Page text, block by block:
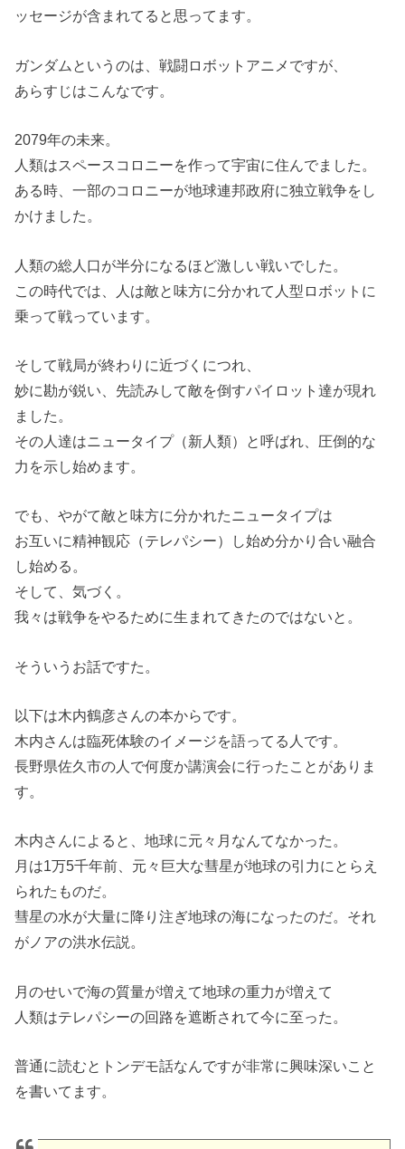
ッセージが含まれてると思ってます。
ガンダムというのは、戦闘ロボットアニメですが、
あらすじはこんなです。
2079年の未来。
人類はスペースコロニーを作って宇宙に住んでました。
ある時、一部のコロニーが地球連邦政府に独立戦争をし
かけました。
人類の総人口が半分になるほど激しい戦いでした。
この時代では、人は敵と味方に分かれて人型ロボットに
乗って戦っています。
そして戦局が終わりに近づくにつれ、
妙に勘が鋭い、先読みして敵を倒すパイロット達が現れ
ました。
その人達はニュータイプ（新人類）と呼ばれ、圧倒的な
力を示し始めます。
でも、やがて敵と味方に分かれたニュータイプは
お互いに精神観応（テレパシー）し始め分かり合い融合
し始める。
そして、気づく。
我々は戦争をやるために生まれてきたのではないと。
そういうお話ですた。
以下は木内鶴彦さんの本からです。
木内さんは臨死体験のイメージを語ってる人です。
長野県佐久市の人で何度か講演会に行ったことがありま
す。
木内さんによると、地球に元々月なんてなかった。
月は1万5千年前、元々巨大な彗星が地球の引力にとらえ
られたものだ。
彗星の水が大量に降り注ぎ地球の海になったのだ。それ
がノアの洪水伝説。
月のせいで海の質量が増えて地球の重力が増えて
人類はテレパシーの回路を遮断されて今に至った。
普通に読むとトンデモ話なんですが非常に興味深いこと
を書いてます。